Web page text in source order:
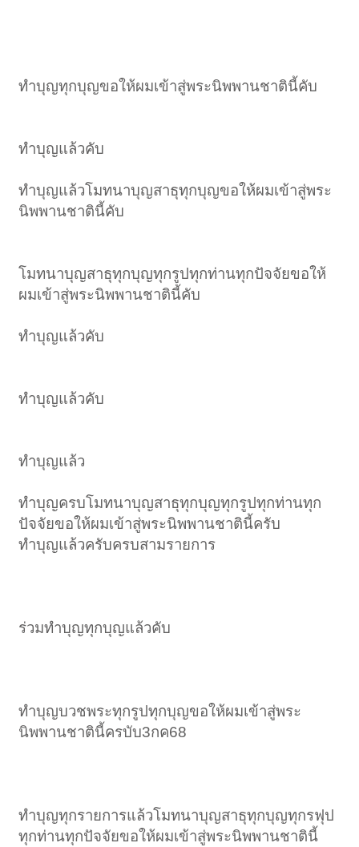
ทำบุญทุกบุญขอให้ผมเข้าสู่พระนิพพานชาตินี้คับ
ทำบุญแล้วคับ
ทำบุญแล้วโมทนาบุญสาธุทุกบุญขอให้ผมเข้าสู่พระ
นิพพานชาตินี้คับ
โมทนาบุญสาธุทุกบุญทุกรูปทุกท่านทุกปัจจัยขอให้
ผมเข้าสู่พระนิพพานชาตินี้คับ
ทำบุญแล้วคับ
ทำบุญแล้วคับ
ทำบุญแล้ว
ทำบุญครบโมทนาบุญสาธุทุกบุญทุกรูปทุกท่านทุก
ปัจจัยขอให้ผมเข้าสู่พระนิพพานชาตินี้ครับ
ทำบุญแล้วครับครบสามรายการ
ร่วมทำบุญทุกบุญแล้วคับ
ทำบุญบวชพระทุกรูปทุกบุญขอให้ผมเข้าสู่พระ
นิพพานชาตินี้ครบับ3กค68
ทำบุญทุกรายการแล้วโมทนาบุญสาธุทุกบุญทุกรฟุป
ทุกท่านทุกปัจจัยขอให้ผมเข้าสู่พระนิพพานชาตินี้